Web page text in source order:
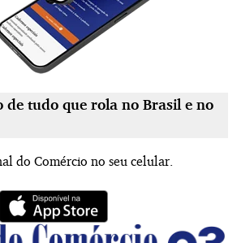
de tudo que rola no Brasil e no
do Comércio no seu celular.